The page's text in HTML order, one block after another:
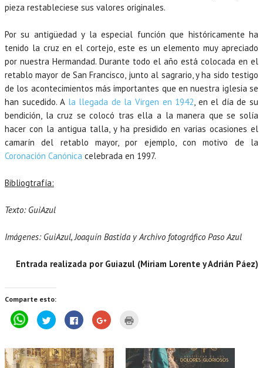
pieza restableciese sus valores originales.
Por su antigüedad y la especial función que históricamente ha
tenido la cruz en el cortejo, este es un elemento muy apreciado
por nuestra Hermandad. Durante todo el año está colocada en el
retablo mayor de San Francisco, junto al sagrario, y ha sido testigo
de los acontecimientos más importantes que en nuestra iglesia se
han sucedido. A la llegada de la Virgen en 1942 , en el día de su
bendición, la cruz se colocó tras ella a la manera que se solía
hacer con la antigua talla, y ha presidido en varias ocasiones el
camarín del retablo mayor, por ejemplo, con motivo de la
Coronación Canónica celebrada en 1997.
Bibliogtrafía:
Texto: GuiAzul
Imágenes: GuiAzul, Joaquín Bastida y Archivo fotográfico Paso Azul
Entrada realizada por Guiazul (Miriam Lorente y Adrián Páez)
Comparte esto:
P
u
a
p
a
H
a
l
i
c
H
a
l
i
c
H
a
l
i
c
l
i